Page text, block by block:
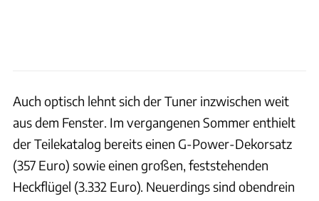
Auch optisch lehnt sich der Tuner inzwischen weit
aus dem Fenster. Im vergangenen Sommer enthielt
der Teilekatalog bereits einen G-Power-Dekorsatz
(357 Euro) sowie einen großen, feststehenden
Heckflügel (3.332 Euro). Neuerdings sind obendrein